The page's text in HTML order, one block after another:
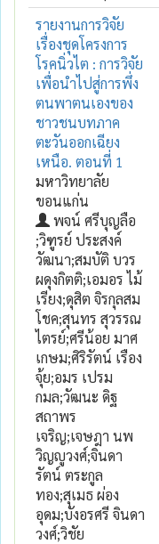
รายงานการวิจัย
เรื่องชุดโครงการ
โรคนิ่วไต : การวิจัย
เพื่อนำไปสู่การพึ่ง
ตนพาตนเองของ
ชาวชนบทภาค
ตะวันออกเฉียง
เหนือ. ตอนที่ 1
มหาวิทยาลัย
ขอนแก่น
พจน์ ศรีบุญลือ
;วิฑูรย์ ประสงค์
วัฒนา;สมบัติ บวร
ผดุงกิตติ;เอมอร ไม้
เรียง;ดุสิต จิรกุลสม
โชค;สุนทร สุวรรณ
ไตรย์;ศรีน้อย มาศ
เกษม;ศิริรัตน์ เรือง
จุ้ย;อมร เปรม
กมล;วัฒนะ ดิฐ
สถาพร
เจริญ;เจษฎา นพ
วิญญูวงศ์;จินดา
รัตน์ ตระกูล
ทอง;สุเมธ ผ่อง
อุดม;บังอรศรี จินดา
วงศ์;วิชัย